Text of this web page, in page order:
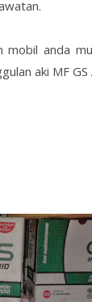
mobil anda
aki MF GS